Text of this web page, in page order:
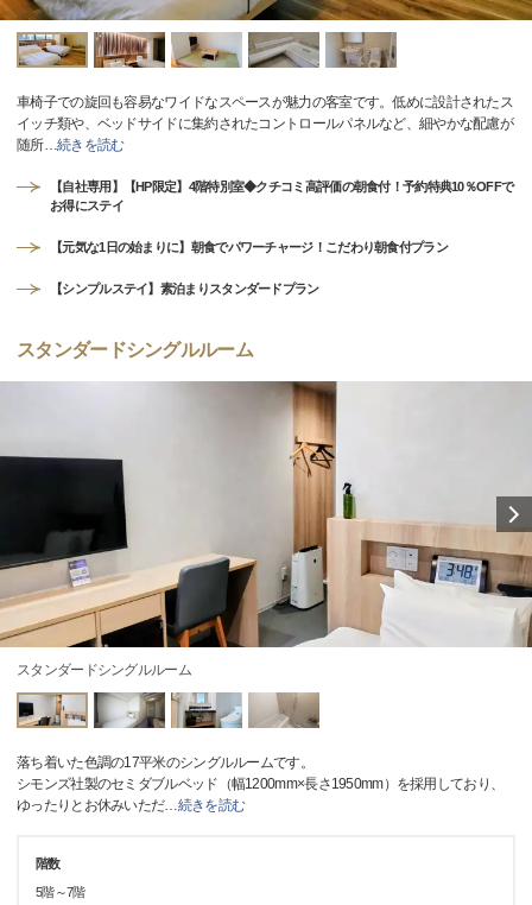
車椅子での旋回も容易なワイドなスペースが魅力の客室です。低めに設計されたス
イッチ類や、ベッドサイドに集約されたコントロールパネルなど、細やかな配慮が
随所…続きを読む
【自社専用】【HP限定】4階特別室◆クチコミ高評価の朝食付！予約特典10％OFFで
お得にステイ
【元気な1日の始まりに】朝食でパワーチャージ！こだわり朝食付プラン
【シンプルステイ】素泊まりスタンダードプラン
スタンダードシングルルーム
スタンダードシングルルーム
落ち着いた色調の17平米のシングルルームです。
シモンズ社製のセミダブルベッド（幅1200mm×長さ1950mm）を採用しており、
ゆったりとお休みいただ…続きを読む
階数
5階～7階